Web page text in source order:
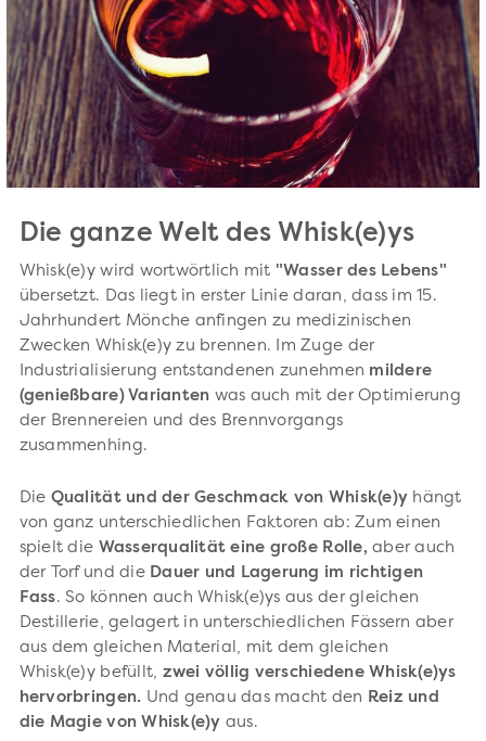
Die ganze Welt des Whisk(e)ys
Whisk(e)y wird wortwörtlich mit "Wasser des Lebens"
übersetzt. Das liegt in erster Linie daran, dass im 15.
Jahrhundert Mönche anfingen zu medizinischen
Zwecken Whisk(e)y zu brennen. Im Zuge der
Industrialisierung entstandenen zunehmen mildere
(genießbare) Varianten was auch mit der Optimierung
der Brennereien und des Brennvorgangs
zusammenhing.
Die Qualität und der Geschmack von Whisk(e)y hängt
von ganz unterschiedlichen Faktoren ab: Zum einen
spielt die Wasserqualität eine große Rolle, aber auch
der Torf und die Dauer und Lagerung im richtigen
Fass. So können auch Whisk(e)ys aus der gleichen
Destillerie, gelagert in unterschiedlichen Fässern aber
aus dem gleichen Material, mit dem gleichen
Whisk(e)y befüllt, zwei völlig verschiedene Whisk(e)ys
hervorbringen. Und genau das macht den Reiz und
die Magie von Whisk(e)y aus.